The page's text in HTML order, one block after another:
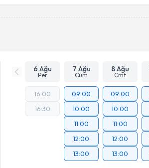
işlenmesini kabul ediyorum.
6 Ağu
Per
7 Ağu
Cum
8 Ağu
Cmt
16:00
16:30
09:00
10:00
11:00
12:00
13:00
09:00
10:00
11:00
12:00
13:00